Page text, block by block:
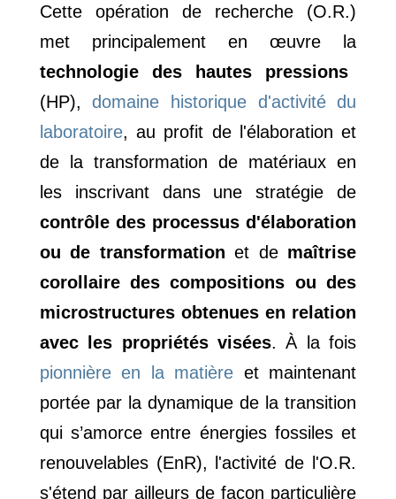
Cette opération de recherche (O.R.)
met principalement en œuvre la
technologie des hautes pressions
(HP),domaine historique d'activité du
laboratoire, au profit de l'élaboration et
de la transformation de matériaux en
les inscrivant dans une stratégie de
contrôle des processus d'élaboration
ou de transformation et de maîtrise
corollaire des compositions ou des
microstructures obtenues en relation
avec les propriétés visées. À la fois
pionnière en la matière et maintenant
portée par la dynamique de la transition
qui s’amorce entre énergies fossiles et
renouvelables (EnR), l'activité de l'O.R.
s'étend par ailleurs de façon particulière